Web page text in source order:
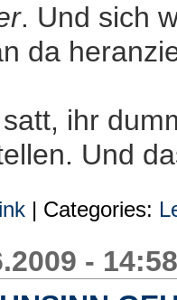
. Und sich
da
ihr
Und
| Categories:
- 14:58